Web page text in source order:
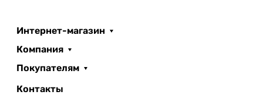
Интернет-магазин
Компания
Покупателям
Контакты